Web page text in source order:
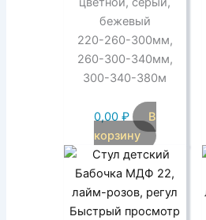
бежевый
220-260-300мм,
260-300-340мм,
300-340-380м
0,00 ₽
В
корзину
Быстрый просмотр